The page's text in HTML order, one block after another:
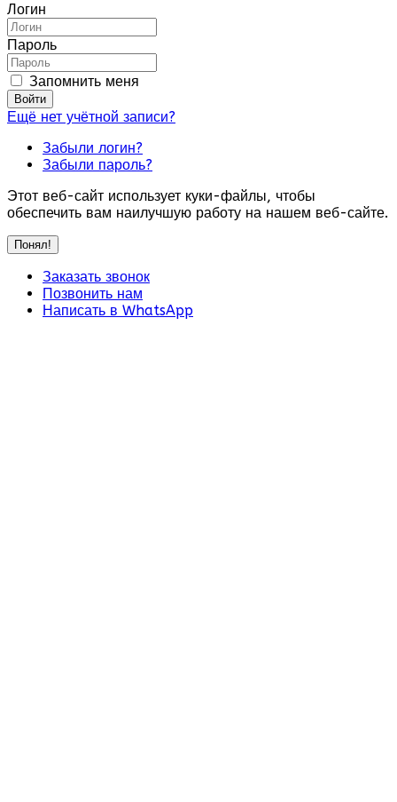
Логин
Пароль
Запомнить меня
Войти
Ещё нет учётной записи?
Забыли логин?
Забыли пароль?
Этот веб-сайт использует куки-файлы, чтобы
обеспечить вам наилучшую работу на нашем веб-сайте.
Понял!
Заказать звонок
Позвонить нам
Написать в WhatsApp